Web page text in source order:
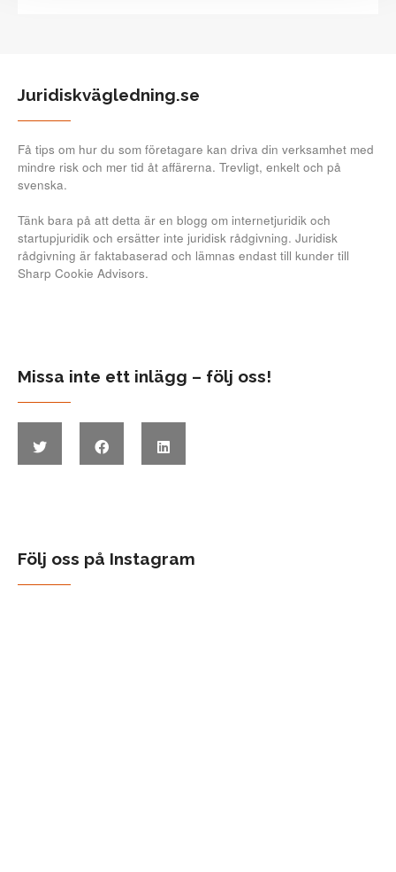
Juridiskvägledning.se
Få tips om hur du som företagare kan driva din verksamhet med
mindre risk och mer tid åt affärerna. Trevligt, enkelt och på
svenska.
Tänk bara på att detta är en blogg om internetjuridik och
startupjuridik och ersätter inte juridisk rådgivning. Juridisk
rådgivning är faktabaserad och lämnas endast till kunder till
Sharp Cookie Advisors.
Missa inte ett inlägg – följ oss!
Följ oss på Instagram